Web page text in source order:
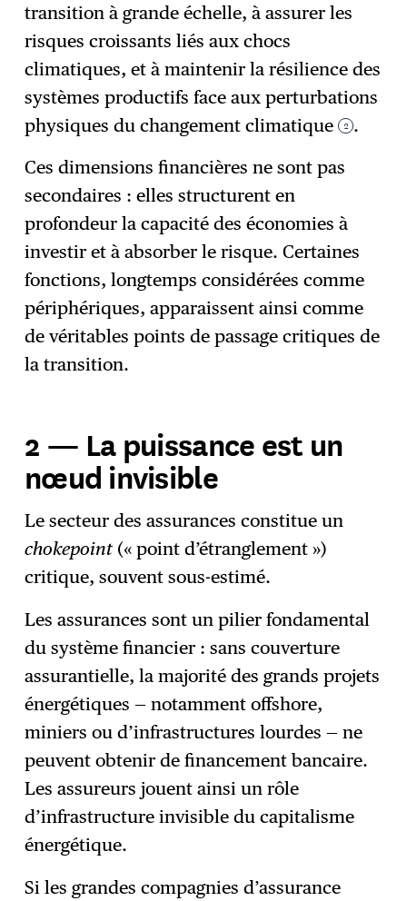
transition à grande échelle, à assurer les
risques croissants liés aux chocs
climatiques, et à maintenir la résilience des
systèmes productifs face aux perturbations
physiques du changement climatique 2 .
Ces dimensions financières ne sont pas
secondaires : elles structurent en
profondeur la capacité des économies à
investir et à absorber le risque. Certaines
fonctions, longtemps considérées comme
périphériques, apparaissent ainsi comme
de véritables points de passage critiques de
la transition.
2 — La puissance est un
nœud invisible
Le secteur des assurances constitue un
chokepoint (« point d’étranglement »)
critique, souvent sous-estimé.
Les assurances sont un pilier fondamental
du système financier : sans couverture
assurantielle, la majorité des grands projets
énergétiques — notamment offshore,
miniers ou d’infrastructures lourdes — ne
peuvent obtenir de financement bancaire.
Les assureurs jouent ainsi un rôle
d’infrastructure invisible du capitalisme
énergétique.
Si les grandes compagnies d’assurance